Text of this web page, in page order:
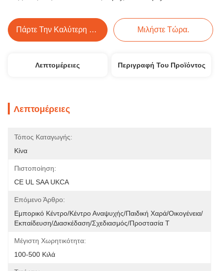
Πάρτε Την Καλύτερη Τιμή Μιλήστε Τώρα.
Λεπτομέρειες Περιγραφή Του Προϊόντος
Λεπτομέρειες
Τόπος Καταγωγής:
Κίνα
Πιστοποίηση:
CE UL SAA UKCA
Επόμενο Άρθρο:
Εμπορικό Κέντρο/κέντρο Αναψυχής/παιδική Χαρά/οικογένεια/
Εκπαίδευση/διασκέδαση/σχεδιασμός/προστασία Τ
Μέγιστη Χωρητικότητα:
100-500 Κιλά